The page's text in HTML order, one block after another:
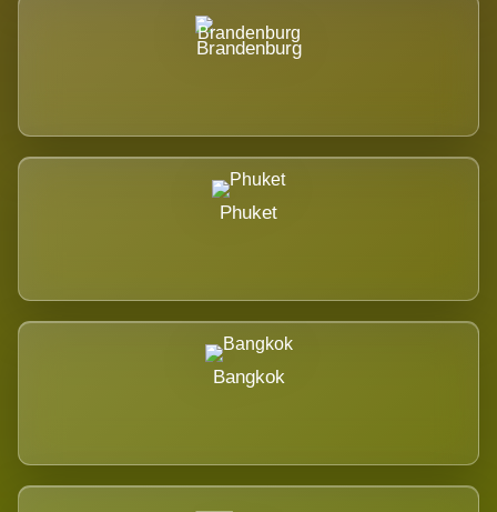
Brandenburg
Phuket
Bangkok